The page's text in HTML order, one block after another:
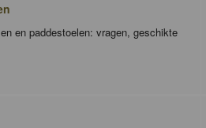
en paddestoelen: vragen, geschikte